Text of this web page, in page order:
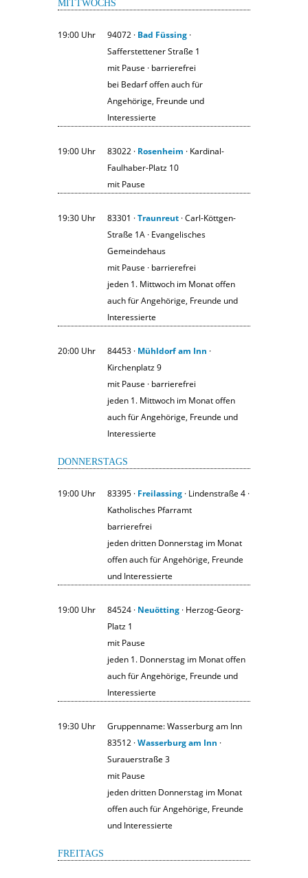
MITTWOCHS
19:00 Uhr 94072 · Bad Füssing ·
Safferstettener Straße 1
mit Pause · barrierefrei
bei Bedarf offen auch für
Angehörige, Freunde und
Interessierte
19:00 Uhr 83022 · Rosenheim · Kardinal-
Faulhaber-Platz 10
mit Pause
19:30 Uhr 83301 ·Traunreut · Carl-Köttgen-
Straße 1A · Evangelisches
Gemeindehaus
mit Pause · barrierefrei
jeden 1. Mittwoch im Monat offen
auch für Angehörige, Freunde und
Interessierte
20:00 Uhr 84453 · Mühldorf am Inn ·
Kirchenplatz 9
mit Pause · barrierefrei
jeden 1. Mittwoch im Monat offen
auch für Angehörige, Freunde und
Interessierte
DONNERSTAGS
19:00 Uhr 83395 · Freilassing · Lindenstraße 4 ·
Katholisches Pfarramt
barrierefrei
jeden dritten Donnerstag im Monat
offen auch für Angehörige, Freunde
und Interessierte
19:00 Uhr 84524 · Neuötting · Herzog-Georg-
Platz 1
mit Pause
jeden 1. Donnerstag im Monat offen
auch für Angehörige, Freunde und
Interessierte
19:30 Uhr
Gruppenname: Wasserburg am Inn
83512 ·Wasserburg am Inn ·
Surauerstraße 3
mit Pause
jeden dritten Donnerstag im Monat
offen auch für Angehörige, Freunde
und Interessierte
FREITAGS